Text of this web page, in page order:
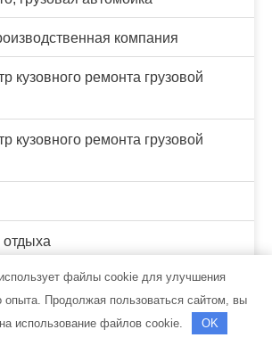
компания
кузовного ремонта грузовой
кузовного ремонта грузовой
отдыха
файлы cookie для улучшения
опыта. Продолжая пользоваться сайтом, вы
использование файлов cookie.
OK